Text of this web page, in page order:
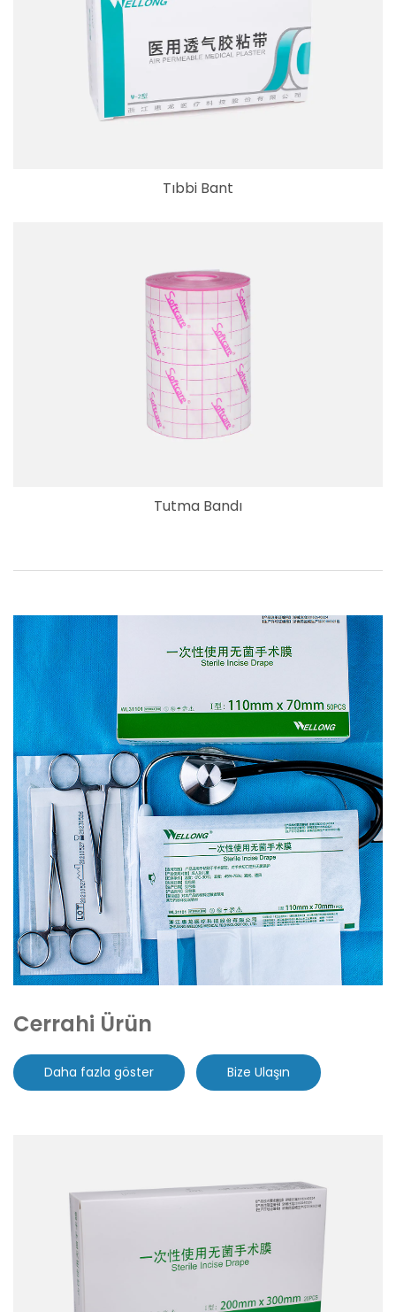
Tıbbi Bant
Tutma Bandı
Cerrahi Ürün
Daha fazla göster Bize Ulaşın